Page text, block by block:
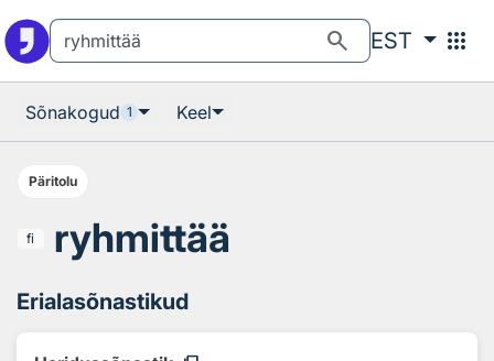
search EST apps
Sõnakogud 1 Keel
Päritolu
fi ryhmittää
Erialasõnastikud